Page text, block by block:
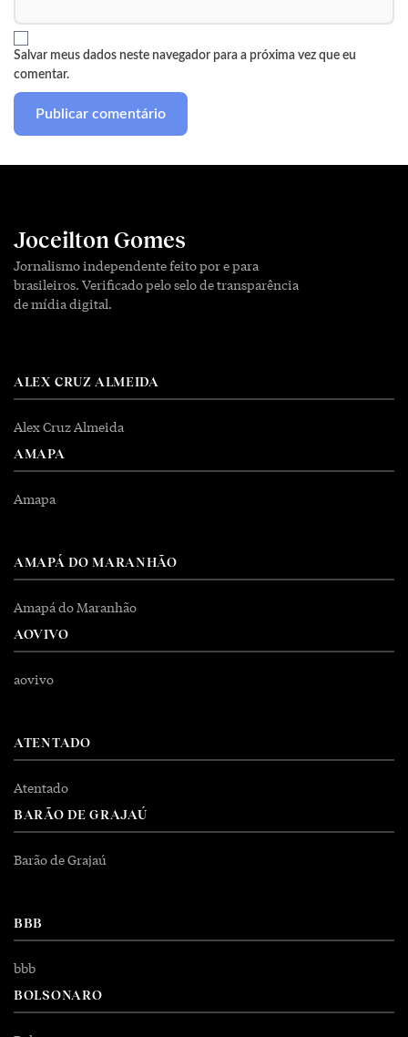
Salvar meus dados neste navegador para a próxima vez que eu
comentar.
Joceilton Gomes
Jornalismo independente feito por e para
brasileiros. Verificado pelo selo de transparência
de mídia digital.
ALEX CRUZ ALMEIDA
Alex Cruz Almeida
AMAPA
Amapa
AMAPÁ DO MARANHÃO
Amapá do Maranhão
AOVIVO
aovivo
ATENTADO
Atentado
BARÃO DE GRAJAÚ
Barão de Grajaú
BBB
bbb
BOLSONARO